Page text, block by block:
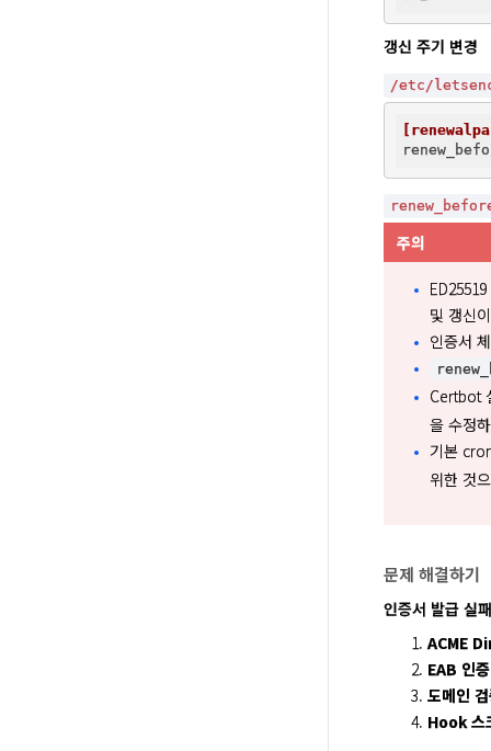
갱신 주기 변경
/etc/
주의
및 갱신
인증서
Certbot
을 수정
기본
위한 것
문제 해결하기
인증서 발급 실
ACME
EAB 인
도메인
Hook 스